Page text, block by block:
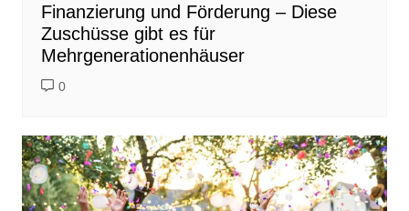
Finanzierung und Förderung – Diese
Zuschüsse gibt es für
Mehrgenerationenhäuser
0